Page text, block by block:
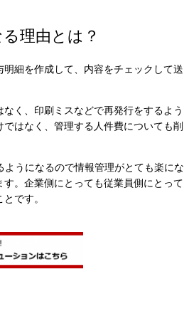
理由とは？
細を作成して、内容をチェックして送
く、印刷ミスなどで再発行をするよう
はなく、管理する人件費についても削
うになるので情報管理がとても楽にな
。企業側にとっても従業員側にとって
です。
バシー情報
当サイトを訪れると、ブラウザに情報
保存された情報が取得されることがあ
であり、対象となるのはサイト訪
よる設定、デバイス情報などです。こ
能させる目的を中心に使われます。個人
、一部の Cookie については有効化を拒
カテゴリをクリックすることで、それ
し、当サイトにおけるデフォルト設定
Cookie を無効化した場合、サイトの利